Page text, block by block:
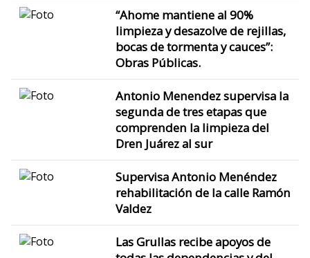
“Ahome mantiene al 90%
limpieza y desazolve de rejillas,
bocas de tormenta y cauces”:
Obras Públicas.
Antonio Menendez supervisa la
segunda de tres etapas que
comprenden la limpieza del
Dren Juárez al sur
Supervisa Antonio Menéndez
rehabilitación de la calle Ramón
Valdez
Las Grullas recibe apoyos de